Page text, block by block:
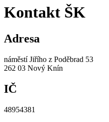
Kontakt ŠK
Adresa
náměstí Jiřího z Poděbrad 53
262 03 Nový Knín
IČ
48954381